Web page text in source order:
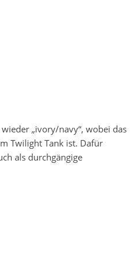
„ivory/navy“, wobei das
Twilight Tank ist. Dafür
als durchgängige